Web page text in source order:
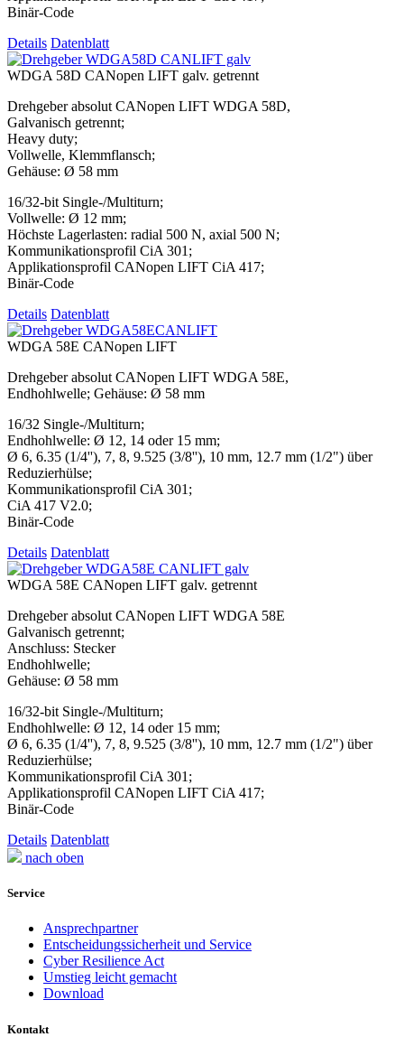
Binär-Code
Details Datenblatt
WDGA 58D CANopen LIFT galv. getrennt
Drehgeber absolut CANopen LIFT WDGA 58D,
Galvanisch getrennt;
Heavy duty;
Vollwelle, Klemmflansch;
Gehäuse: Ø 58 mm
16/32-bit Single-/Multiturn;
Vollwelle: Ø 12 mm;
Höchste Lagerlasten: radial 500 N, axial 500 N;
Kommunikationsprofil CiA 301;
Applikationsprofil CANopen LIFT CiA 417;
Binär-Code
Details Datenblatt
WDGA 58E CANopen LIFT
Drehgeber absolut CANopen LIFT WDGA 58E,
Endhohlwelle; Gehäuse: Ø 58 mm
16/32 Single-/Multiturn;
Endhohlwelle: Ø 12, 14 oder 15 mm;
Ø 6, 6.35 (1/4''), 7, 8, 9.525 (3/8''), 10 mm, 12.7 mm (1/2") über
Reduzierhülse;
Kommunikationsprofil CiA 301;
CiA 417 V2.0;
Binär-Code
Details Datenblatt
WDGA 58E CANopen LIFT galv. getrennt
Drehgeber absolut CANopen LIFT WDGA 58E
Galvanisch getrennt;
Anschluss: Stecker
Endhohlwelle;
Gehäuse: Ø 58 mm
16/32-bit Single-/Multiturn;
Endhohlwelle: Ø 12, 14 oder 15 mm;
Ø 6, 6.35 (1/4''), 7, 8, 9.525 (3/8''), 10 mm, 12.7 mm (1/2") über
Reduzierhülse;
Kommunikationsprofil CiA 301;
Applikationsprofil CANopen LIFT CiA 417;
Binär-Code
Details Datenblatt
nach oben
Service
Ansprechpartner
Entscheidungssicherheit und Service
Cyber Resilience Act
Umstieg leicht gemacht
Download
Kontakt